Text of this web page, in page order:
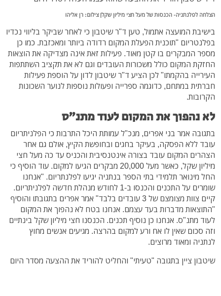
הצלחה לפלנתניה- הכנסות של מעל חצי מיליון שקל| צילום: רן אליהו
בישיבת המועצה אתמול, טען ד"ר שיטבון כי לאחר שביקר בליווי נכדיו
בפלנטריום "תוכנית הפעלת המקום רדודה ביותר ומאכזבת. כמו כן
מספר המבקרים בו קטן מאוד. פעילות זאת אינה מצדיקה את הוצאות
החזקת המקום כולל משכורות העובדים וגם לא את תקציב השתתפות
העירייה בהקמתו" לכן הציע ד"ר שיטבון לדון על הוספת פעילות
חברתית במתחם, כדוגמה ספרייה ופעולות נוספות לנוער השכונות
הקרובות.
לא נהפוך את המקום לעוד מתנ"ס
בתגובה אמר בני אפרים, מנכ"ל עמותת היכל התרבות כי הפלניתריום
עובד ללא הפסקה, בעיקר בחגים ובחופשת הקיץ, אולם גם אחר
הצהרים המקום עובד בצורה אינטנסיבית והכניס עד כה מעל חצי
מיליון שקל, כאשר מעל 20,000 מבקרים הגיעו למקום. עוד הוסיף כי
החל מינואר תלמידי בתי הספר בנתניה יגיעו לפלנתריום. "אנחנו
שומרים על התכנים והכנסו ב-1 לחודש מנהלת חדשה לפלניתריום.
קיים צוות מצומצם של 3 עובדים בלבד" אמר אפרים בתגובתו והוסיף
"התוצאות מדברות בעד עצמם. אנחנו בטח לא נהפוך את המקום
לעוד מתנ"ס. אנחנו כן נוסיף תכנים. הכנסנו חצי מיליון שקל בינתיים
וזה סכום שאין לו אח ורע למקום בהרצה. מגיעים אנשים מחוץ
לנתניה ומאוד מרוצים.
שיטבון ציין בתגובה "טעיתי" והחליט להוריד את ההצעה מסדר היום